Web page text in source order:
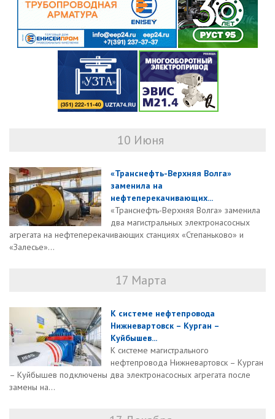
10 Июня
«Транснефть-Верхняя Волга»
заменила на
нефтеперекачивающих...
«Транснефть-Верхняя Волга» заменила
два магистральных электронасосных
агрегата на нефтеперекачивающих станциях «Степаньково» и
«Залесье»...
17 Марта
К системе нефтепровода
Нижневартовск – Курган –
Куйбышев...
К системе магистрального
нефтепровода Нижневартовск – Курган
– Куйбышев подключены два электронасосных агрегата после
замены на...